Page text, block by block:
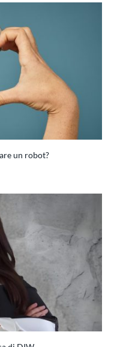
un robot?